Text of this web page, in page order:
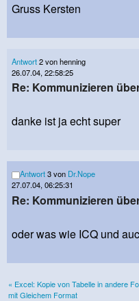
Gruss Kersten
Antwort2 von henning
26.07.04, 22:58:25
Re: Kommunizieren
danke ist ja echt super
Antwort3 von Dr.Nope
27.07.04, 06:25:31
Re: Kommunizieren
oder was wie ICQ und
« Excel: Kopie von Tabelle in andere
mit Gleichem Format